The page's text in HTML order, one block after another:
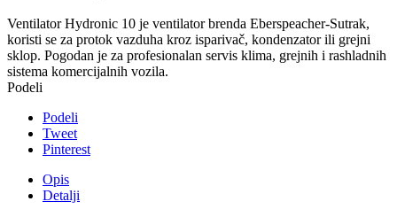
Ventilator Hydronic 10 je ventilator brenda Eberspeacher-Sutrak,
koristi se za protok vazduha kroz isparivač, kondenzator ili grejni
sklop. Pogodan je za profesionalan servis klima, grejnih i rashladnih
sistema komercijalnih vozila.
Podeli
Podeli
Tweet
Pinterest
Opis
Detalji